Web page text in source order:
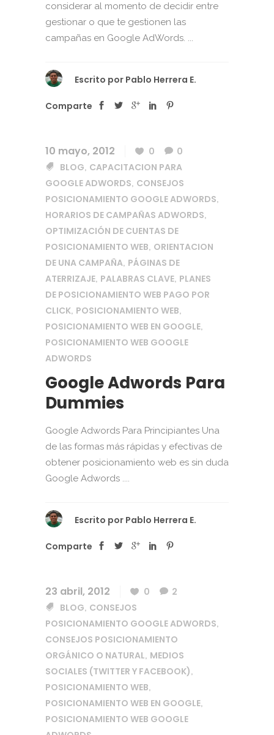
considerar al momento de decidir entre
gestionar o que te gestionen las
campañas en Google AdWords. ...
Escrito por Pablo Herrera E.
Comparte
10 mayo, 2012 0
0
BLOG, CAPACITACION PARA
GOOGLE ADWORDS, CONSEJOS
POSICIONAMIENTO GOOGLE ADWORDS,
HORARIOS DE CAMPAÑAS ADWORDS,
OPTIMIZACIÓN DE CUENTAS DE
POSICIONAMIENTO WEB, ORIENTACION
DE UNA CAMPAÑA, PÁGINAS DE
ATERRIZAJE, PALABRAS CLAVE, PLANES
DE POSICIONAMIENTO WEB PAGO POR
CLICK, POSICIONAMIENTO WEB,
POSICIONAMIENTO WEB EN GOOGLE,
POSICIONAMIENTO WEB GOOGLE
ADWORDS
Google Adwords Para
Dummies
Google Adwords Para Principiantes Una
de las formas más rápidas y efectivas de
obtener posicionamiento web es sin duda
Google Adwords ....
Escrito por Pablo Herrera E.
Comparte
23 abril, 2012 0
2
BLOG, CONSEJOS
POSICIONAMIENTO GOOGLE ADWORDS,
CONSEJOS POSICIONAMIENTO
ORGÁNICO O NATURAL, MEDIOS
SOCIALES (TWITTER Y FACEBOOK),
POSICIONAMIENTO WEB,
POSICIONAMIENTO WEB EN GOOGLE,
POSICIONAMIENTO WEB GOOGLE